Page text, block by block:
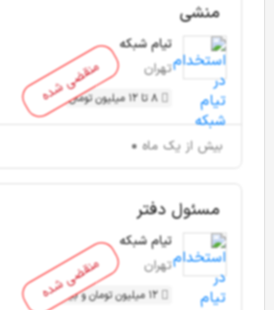
منقضی شده
منشی
تیام شبکه
تهران
8 تا 12 میلیون تومان
بیش از یک ماه
منقضی شده
مسئول دفتر
تیام شبکه
تهران
12 میلیون تومان و بیشتر